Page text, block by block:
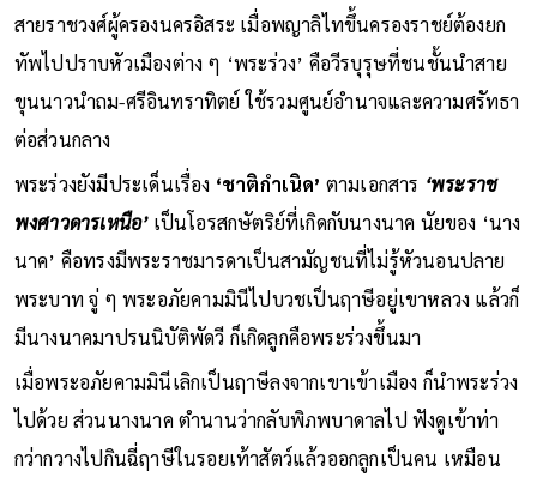
สายราชวงศ์ผู้ครองนครอิสระ เมื่อพญาลิไทขึ้นครองราชย์ต้องยก
ทัพไปปราบหัวเมืองต่าง ๆ ‘พระร่วง’ คือวีรบุรุษที่ชนชั้นนำสาย
ขุนนาวนำถม-ศรีอินทราทิตย์ ใช้รวมศูนย์อำนาจและความศรัทธา
ต่อส่วนกลาง
พระร่วงยังมีประเด็นเรื่อง ‘ชาติกำเนิด’ ตามเอกสาร ‘พระราช
พงศาวดารเหนือ’เป็นโอรสกษัตริย์ที่เกิดกับนางนาค นัยของ ‘นาง
นาค’ คือทรงมีพระราชมารดาเป็นสามัญชนที่ไม่รู้หัวนอนปลาย
พระบาท จู่ ๆ พระอภัยคามมินีไปบวชเป็นฤาษีอยู่เขาหลวง แล้วก็
มีนางนาคมาปรนนิบัติพัดวี ก็เกิดลูกคือพระร่วงขึ้นมา
เมื่อพระอภัยคามมินีเลิกเป็นฤาษีลงจากเขาเข้าเมือง ก็นำพระร่วง
ไปด้วย ส่วนนางนาค ตำนานว่ากลับพิภพบาดาลไป ฟังดูเข้าท่า
กว่ากวางไปกินฉี่ฤาษีในรอยเท้าสัตว์แล้วออกลูกเป็นคน เหมือน